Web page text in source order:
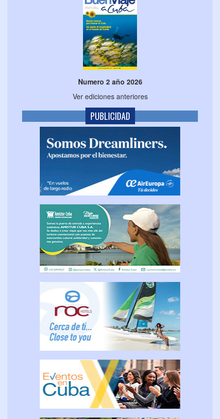
Numero 2 año 2026
Ver ediciones anteriores
PUBLICIDAD